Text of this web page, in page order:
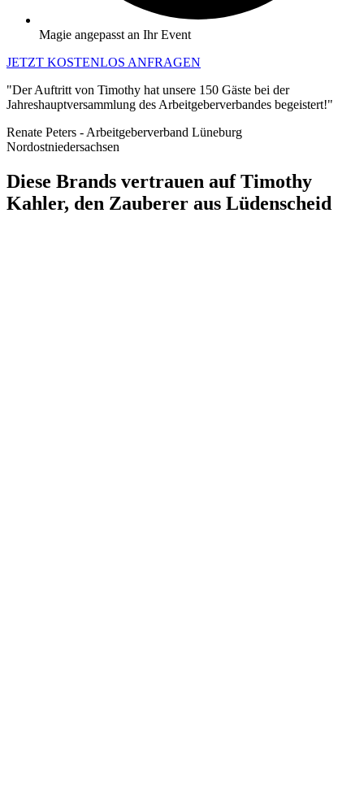
Magie angepasst an Ihr Event
JETZT KOSTENLOS ANFRAGEN
"Der Auftritt von Timothy hat unsere 150 Gäste bei der
Jahreshauptversammlung des Arbeitgeberverbandes begeistert!"
Renate Peters - Arbeitgeberverband Lüneburg
Nordostniedersachsen
Diese Brands vertrauen auf Timothy
Kahler, den Zauberer aus Lüdenscheid